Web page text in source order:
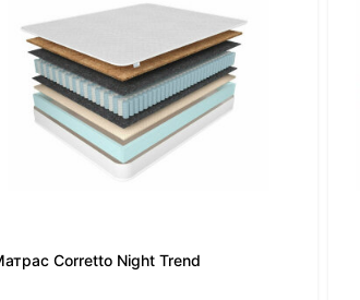
Corretto Night Trend